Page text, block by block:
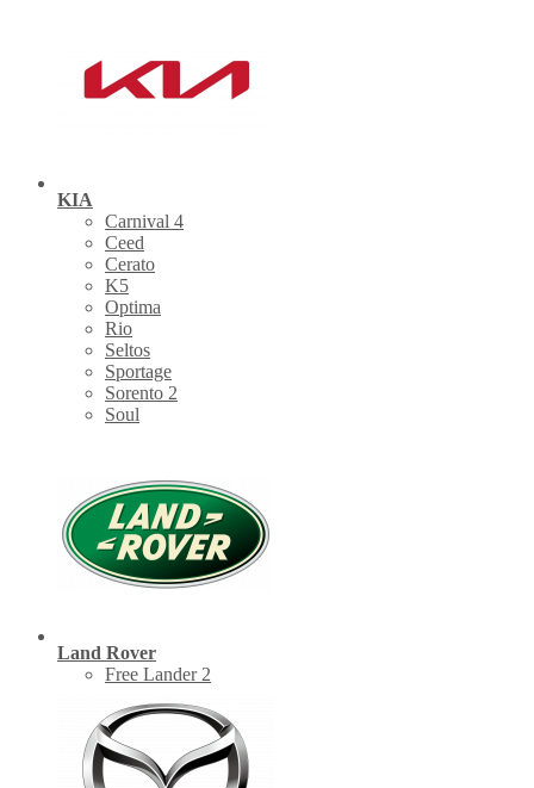
KIA
Carnival 4
Ceed
Cerato
K5
Optima
Rio
Seltos
Sportage
Sorento 2
Soul
Land Rover
Free Lander 2